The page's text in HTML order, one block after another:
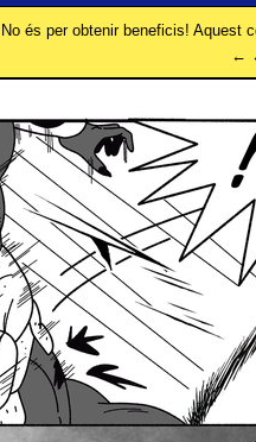
No és per obtenir beneficis! Aquest
←